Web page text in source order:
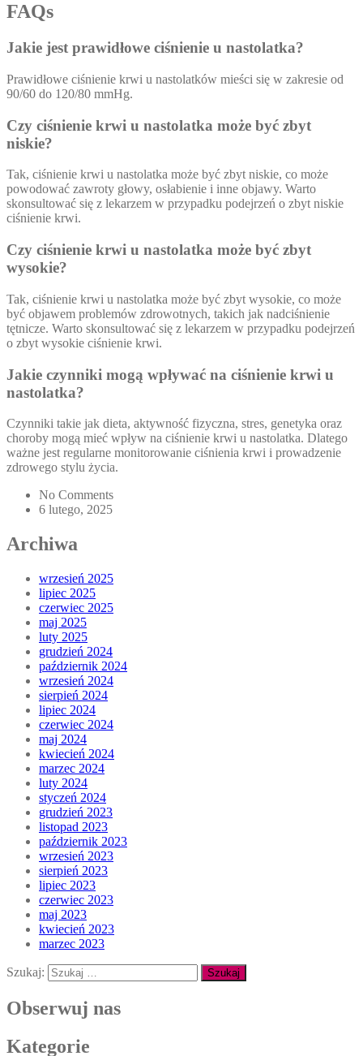
FAQs
Jakie jest prawidłowe ciśnienie u nastolatka?
Prawidłowe ciśnienie krwi u nastolatków mieści się w zakresie od
90/60 do 120/80 mmHg.
Czy ciśnienie krwi u nastolatka może być zbyt
niskie?
Tak, ciśnienie krwi u nastolatka może być zbyt niskie, co może
powodować zawroty głowy, osłabienie i inne objawy. Warto
skonsultować się z lekarzem w przypadku podejrzeń o zbyt niskie
ciśnienie krwi.
Czy ciśnienie krwi u nastolatka może być zbyt
wysokie?
Tak, ciśnienie krwi u nastolatka może być zbyt wysokie, co może
być objawem problemów zdrowotnych, takich jak nadciśnienie
tętnicze. Warto skonsultować się z lekarzem w przypadku podejrzeń
o zbyt wysokie ciśnienie krwi.
Jakie czynniki mogą wpływać na ciśnienie krwi u
nastolatka?
Czynniki takie jak dieta, aktywność fizyczna, stres, genetyka oraz
choroby mogą mieć wpływ na ciśnienie krwi u nastolatka. Dlatego
ważne jest regularne monitorowanie ciśnienia krwi i prowadzenie
zdrowego stylu życia.
No Comments
6 lutego, 2025
Archiwa
wrzesień 2025
lipiec 2025
czerwiec 2025
maj 2025
luty 2025
grudzień 2024
październik 2024
wrzesień 2024
sierpień 2024
lipiec 2024
czerwiec 2024
maj 2024
kwiecień 2024
marzec 2024
luty 2024
styczeń 2024
grudzień 2023
listopad 2023
październik 2023
wrzesień 2023
sierpień 2023
lipiec 2023
czerwiec 2023
maj 2023
kwiecień 2023
marzec 2023
Szukaj:
Obserwuj nas
Kategorie